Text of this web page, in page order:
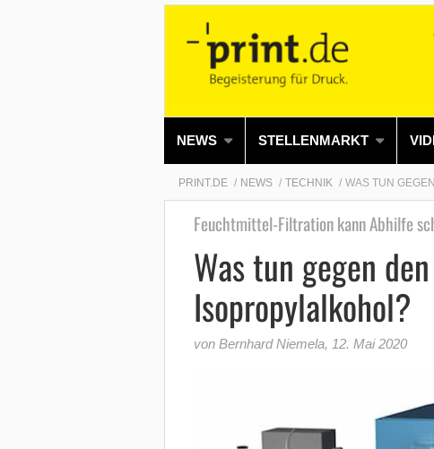
NEWS STELLENMARKT
PRINT.DE NEWS TECHNIK WAS TUN
Feuchtmittel-Filtration kann Abhilfe
Was tun gegen
Isopropylalkohol?
von Bernhard Niemela, 12. Mai 2020